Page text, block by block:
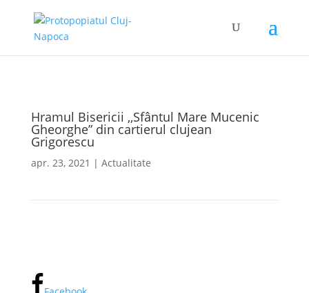
Hramul Bisericii ,,Sfântul Mare Mucenic
Gheorghe” din cartierul clujean
Grigorescu
apr. 23, 2021 | Actualitate